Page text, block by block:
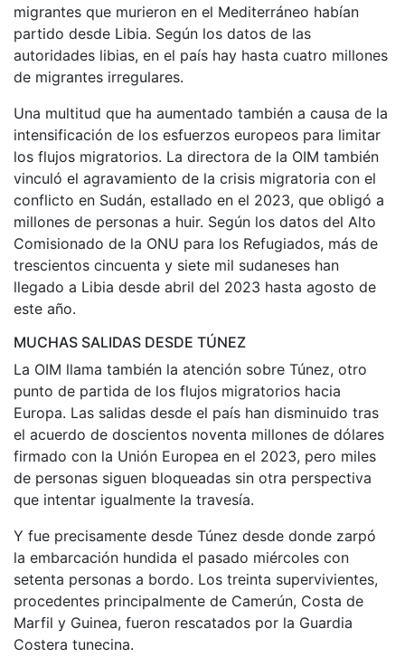
migrantes que murieron en el Mediterráneo habían
partido desde Libia. Según los datos de las
autoridades libias, en el país hay hasta cuatro millones
de migrantes irregulares.
Una multitud que ha aumentado también a causa de la
intensificación de los esfuerzos europeos para limitar
los flujos migratorios. La directora de la OIM también
vinculó el agravamiento de la crisis migratoria con el
conflicto en Sudán, estallado en el 2023, que obligó a
millones de personas a huir. Según los datos del Alto
Comisionado de la ONU para los Refugiados, más de
trescientos cincuenta y siete mil sudaneses han
llegado a Libia desde abril del 2023 hasta agosto de
este año.
MUCHAS SALIDAS DESDE TÚNEZ
La OIM llama también la atención sobre Túnez, otro
punto de partida de los flujos migratorios hacia
Europa. Las salidas desde el país han disminuido tras
el acuerdo de doscientos noventa millones de dólares
firmado con la Unión Europea en el 2023, pero miles
de personas siguen bloqueadas sin otra perspectiva
que intentar igualmente la travesía.
Y fue precisamente desde Túnez desde donde zarpó
la embarcación hundida el pasado miércoles con
setenta personas a bordo. Los treinta supervivientes,
procedentes principalmente de Camerún, Costa de
Marfil y Guinea, fueron rescatados por la Guardia
Costera tunecina.